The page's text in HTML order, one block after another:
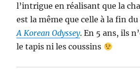
l’intrigue en réalisant que la
est la même que celle à la fin du
A Korean Odyssey. En 5 ans, ils
le tapis ni les coussins